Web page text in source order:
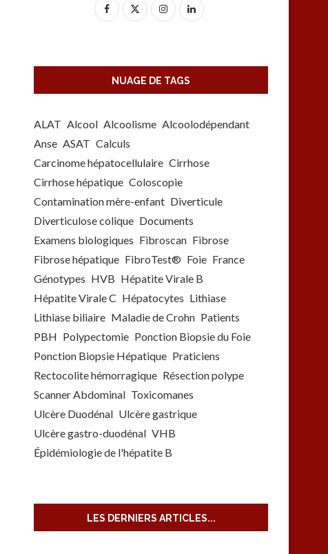
NUAGE DE TAGS
ALAT Alcool Alcoolisme Alcoolodépendant
Anse ASAT Calculs
Carcinome hépatocellulaire Cirrhose
Cirrhose hépatique Coloscopie
Contamination mère-enfant Diverticule
Diverticulose colique Documents
Examens biologiques Fibroscan Fibrose
Fibrose hépatique FibroTest® Foie France
Génotypes HVB Hépatite Virale B
Hépatite Virale C Hépatocytes Lithiase
Lithiase biliaire Maladie de Crohn Patients
PBH Polypectomie Ponction Biopsie du Foie
Ponction Biopsie Hépatique Praticiens
Rectocolite hémorragique Résection polype
Scanner Abdominal Toxicomanes
Ulcère Duodénal Ulcère gastrique
Ulcère gastro-duodénal VHB
Épidémiologie de l'hépatite B
LES DERNIERS ARTICLES...